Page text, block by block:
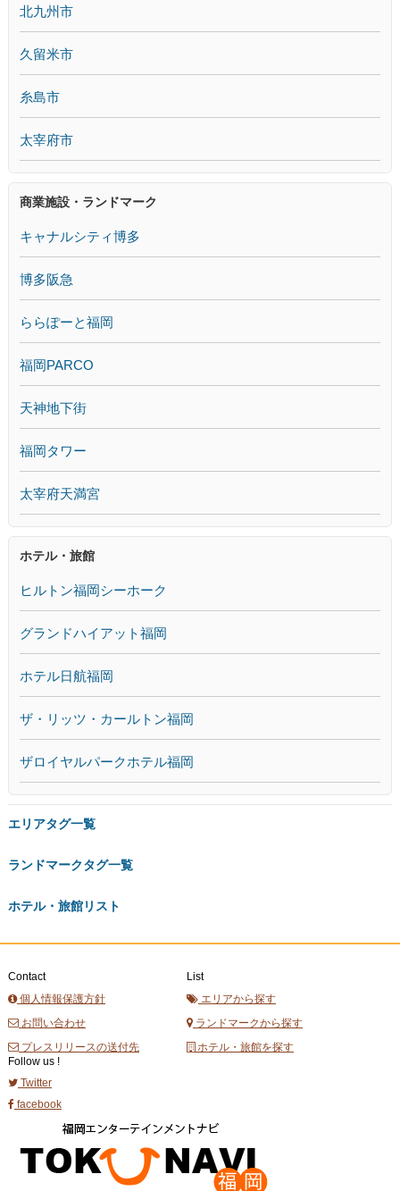
北九州市
久留米市
糸島市
太宰府市
商業施設・ランドマーク
キャナルシティ博多
博多阪急
ららぽーと福岡
福岡PARCO
天神地下街
福岡タワー
太宰府天満宮
ホテル・旅館
ヒルトン福岡シーホーク
グランドハイアット福岡
ホテル日航福岡
ザ・リッツ・カールトン福岡
ザロイヤルパークホテル福岡
エリアタグ一覧
ランドマークタグ一覧
ホテル・旅館リスト
Contact
個人情報保護方針
お問い合わせ
プレスリリースの送付先
List
エリアから探す
ランドマークから探す
ホテル・旅館を探す
Follow us !
Twitter
facebook